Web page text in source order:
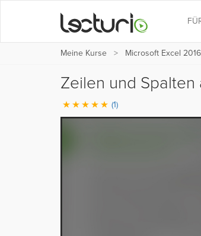
Meine Kurse Microsoft Excel
Zeilen und Spalten
(1)